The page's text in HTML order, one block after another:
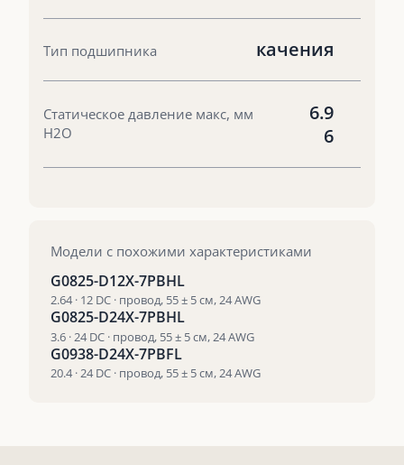
Тип подшипника качения
Статическое давление макс, мм
Н2О
6.9
6
Модели с похожими характеристиками
G0825-D12X-7PBHL
2.64 · 12 DC · провод, 55 ± 5 см, 24 AWG
G0825-D24X-7PBHL
3.6 · 24 DC · провод, 55 ± 5 см, 24 AWG
G0938-D24X-7PBFL
20.4 · 24 DC · провод, 55 ± 5 см, 24 AWG